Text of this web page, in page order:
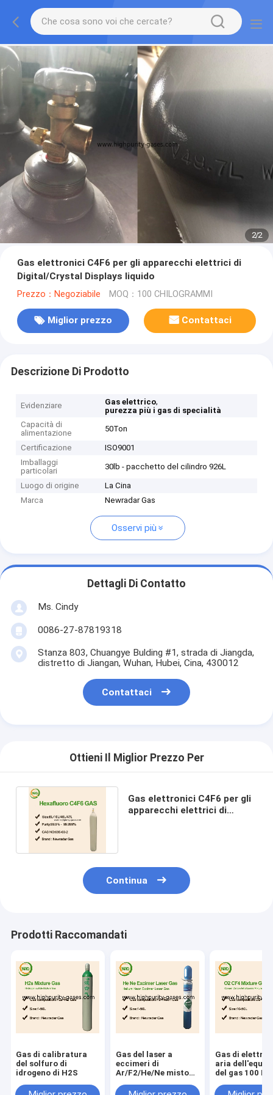
2/2
Gas elettronici C4F6 per gli apparecchi elettrici di
Digital/Crystal Displays liquido
Prezzo：Negoziabile MOQ：100 CHILOGRAMMI
Miglior prezzo Contattaci
Descrizione Di Prodotto
Evidenziare Gas elettrico,
purezza più i gas di specialità
Capacità di
alimentazione
50Ton
Certificazione
ISO9001
Imballaggi
particolari
30lb - pacchetto del cilindro 926L
Luogo di origine
La Cina
Marca
Newradar Gas
Osservi più
Dettagli Di Contatto
Ms. Cindy
0086-27-87819318
Stanza 803, Chuangye Bulding #1, strada di Jiangda,
distretto di Jiangan, Wuhan, Hubei, Cina, 430012
Contattaci
Ottieni Il Miglior Prezzo Per
Gas elettronici C4F6 per gli
apparecchi elettrici di
Continua
Prodotti Raccomandati
Gas di calibratura
del solfuro di
idrogeno di H2S
Gas del laser a
eccimeri di
Ar/F2/He/Ne misto
producendo i laser a
Gas di
aria
del gas 100